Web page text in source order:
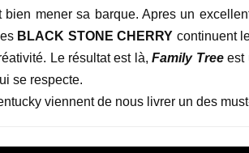
bien mener sa barque. Apres un
BLACK STONE CHERRY continuent
Le résultat est là,Family Treeest
se respecte.
viennent de nous livrer un des